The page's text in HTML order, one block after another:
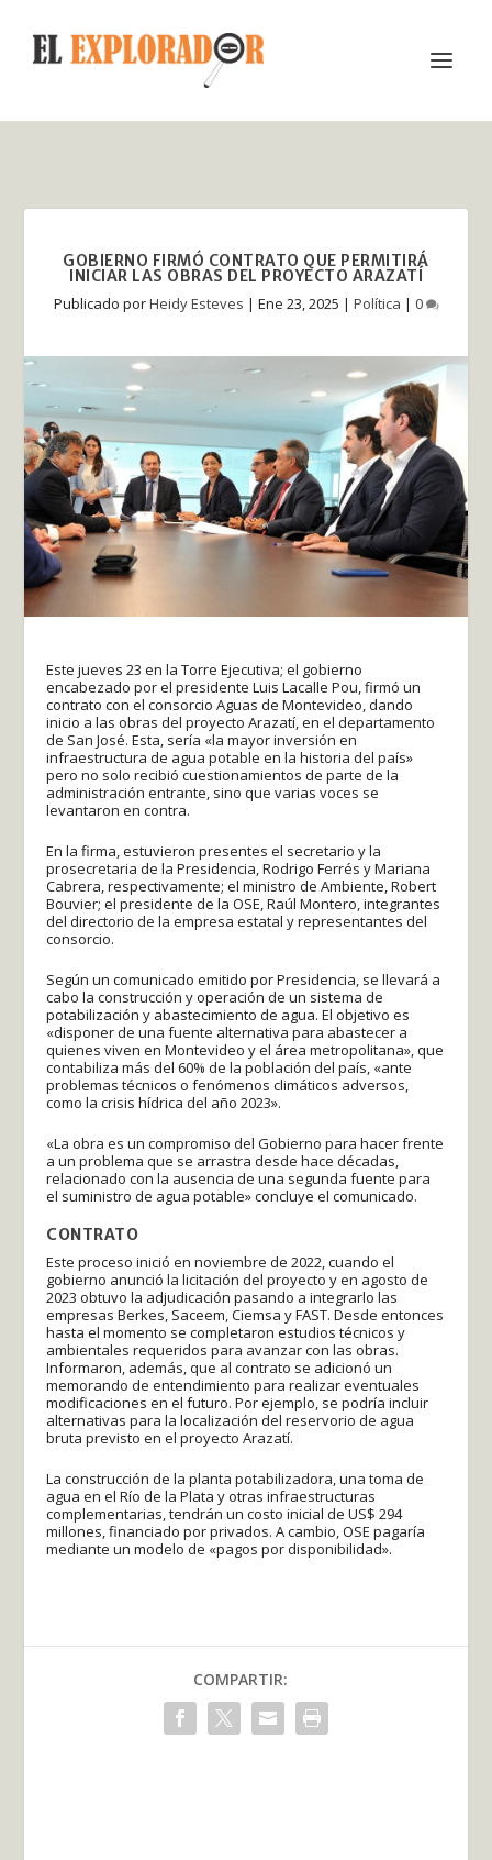
GOBIERNO FIRMÓ CONTRATO QUE PERMITIRÁ
INICIAR LAS OBRAS DEL PROYECTO ARAZATÍ
Publicado porHeidy Esteves | Ene 23, 2025 | Política | 0
Este jueves 23 en la Torre Ejecutiva; el gobierno
encabezado por el presidente Luis Lacalle Pou, firmó un
contrato con el consorcio Aguas de Montevideo, dando
inicio a las obras del proyecto Arazatí, en el departamento
de San José. Esta, sería «la mayor inversión en
infraestructura de agua potable en la historia del país»
pero no solo recibió cuestionamientos de parte de la
administración entrante, sino que varias voces se
levantaron en contra.
En la firma, estuvieron presentes el secretario y la
prosecretaria de la Presidencia, Rodrigo Ferrés y Mariana
Cabrera, respectivamente; el ministro de Ambiente, Robert
Bouvier; el presidente de la OSE, Raúl Montero, integrantes
del directorio de la empresa estatal y representantes del
consorcio.
Según un comunicado emitido por Presidencia, se llevará a
cabo la construcción y operación de un sistema de
potabilización y abastecimiento de agua. El objetivo es
«disponer de una fuente alternativa para abastecer a
quienes viven en Montevideo y el área metropolitana», que
contabiliza más del 60% de la población del país, «ante
problemas técnicos o fenómenos climáticos adversos,
como la crisis hídrica del año 2023».
«La obra es un compromiso del Gobierno para hacer frente
a un problema que se arrastra desde hace décadas,
relacionado con la ausencia de una segunda fuente para
el suministro de agua potable» concluye el comunicado.
CONTRATO
Este proceso inició en noviembre de 2022, cuando el
gobierno anunció la licitación del proyecto y en agosto de
2023 obtuvo la adjudicación pasando a integrarlo las
empresas Berkes, Saceem, Ciemsa y FAST. Desde entonces
hasta el momento se completaron estudios técnicos y
ambientales requeridos para avanzar con las obras.
Informaron, además, que al contrato se adicionó un
memorando de entendimiento para realizar eventuales
modificaciones en el futuro. Por ejemplo, se podría incluir
alternativas para la localización del reservorio de agua
bruta previsto en el proyecto Arazatí.
La construcción de la planta potabilizadora, una toma de
agua en el Río de la Plata y otras infraestructuras
complementarias, tendrán un costo inicial de US$ 294
millones, financiado por privados. A cambio, OSE pagaría
mediante un modelo de «pagos por disponibilidad».
COMPARTIR: